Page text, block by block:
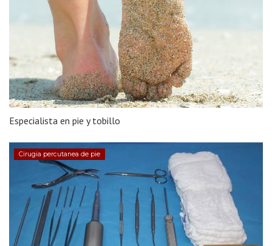
Especialista en pie y tobillo
Cirugia percutanea de pie